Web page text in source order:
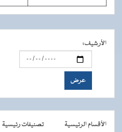
الأرشيف:
الأقسام الرئيسية تصنيفات رئيسية